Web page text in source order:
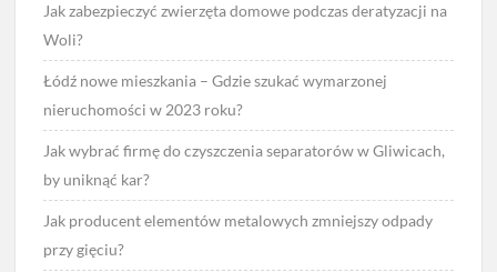
Jak zabezpieczyć zwierzęta domowe podczas deratyzacji na
Woli?
Łódź nowe mieszkania – Gdzie szukać wymarzonej
nieruchomości w 2023 roku?
Jak wybrać firmę do czyszczenia separatorów w Gliwicach,
by uniknąć kar?
Jak producent elementów metalowych zmniejszy odpady
przy gięciu?